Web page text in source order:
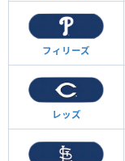
フィリーズ
レッズ